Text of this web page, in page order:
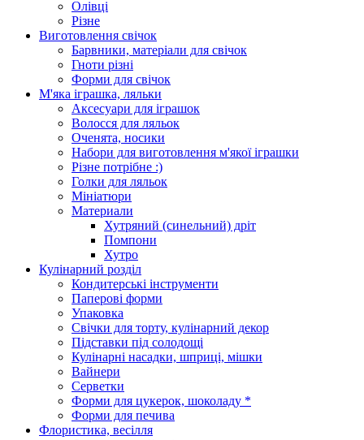
Олівці
Різне
Виготовлення свічок
Барвники, матеріали для свічок
Гноти різні
Форми для свічок
М'яка іграшка, ляльки
Аксесуари для іграшок
Волосся для ляльок
Оченята, носики
Набори для виготовлення м'якої іграшки
Різне потрібне :)
Голки для ляльок
Мініатюри
Материали
Хутряний (синельний) дріт
Помпони
Хутро
Кулінарний розділ
Кондитерські інструменти
Паперові форми
Упаковка
Свічки для торту, кулінарний декор
Підставки під солодощі
Кулінарні насадки, шприці, мішки
Вайнери
Серветки
Форми для цукерок, шоколаду *
Форми для печива
Флористика, весілля